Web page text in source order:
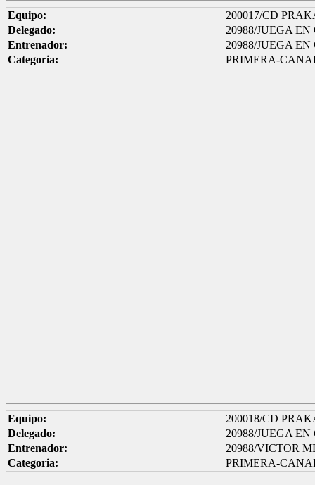
Equipo:
200017/CD
Delegado:
20988/JUEGA
Entrenador:
20988/JUEGA
Categoria:
PRIMERA-
Equipo:
200018/CD
Delegado:
20988/JUEGA
Entrenador:
20988/VICTOR
Categoria:
PRIMERA-